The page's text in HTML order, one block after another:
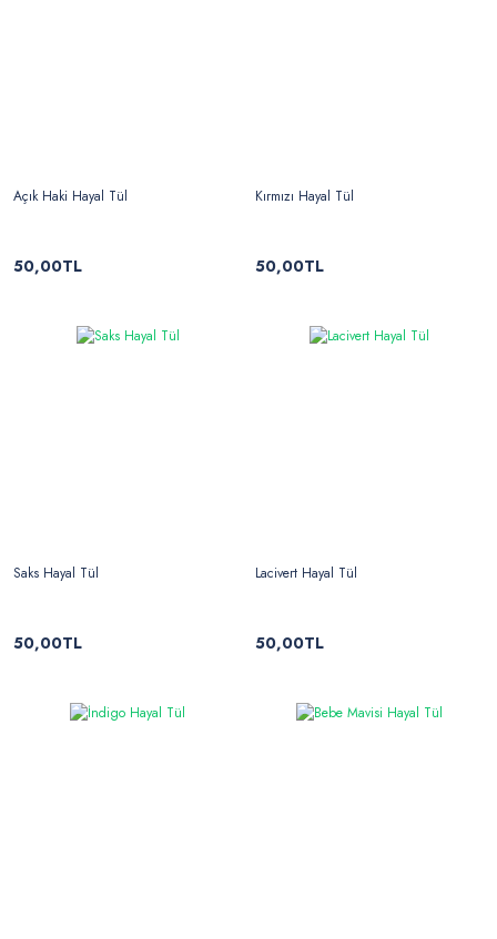
Açık Haki Hayal Tül
50,00TL
Kırmızı Hayal Tül
50,00TL
Saks Hayal Tül
50,00TL
Lacivert Hayal Tül
50,00TL